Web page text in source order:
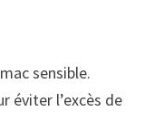
sensible.
éviter l’excès de